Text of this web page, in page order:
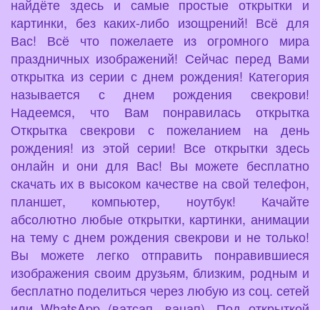
найдёте здесь и самые простые открытки и
картинки, без каких-либо изощрений! Всё для
Вас! Всё что пожелаете из огромного мира
праздничных изображений! Сейчас перед Вами
открытка из серии с днем рождения! Категория
называется с днем рождения свекрови!
Надеемся, что Вам понравилась открытка
Открытка свекрови с пожеланием на день
рождения! из этой серии! Все открытки здесь
онлайн и они для Вас! Вы можете бесплатно
скачать их в высоком качестве на свой телефон,
планшет, компьютер, ноутбук! Качайте
абсолютно любые открытки, картинки, анимации
на тему с днем рождения свекрови и не только!
Вы можете легко отправить понравившиеся
изображения своим друзьям, близким, родным и
бесплатно поделиться через любую из соц. сетей